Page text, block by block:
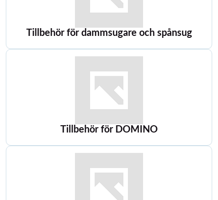
Tillbehör för dammsugare och spånsug
Tillbehör för DOMINO